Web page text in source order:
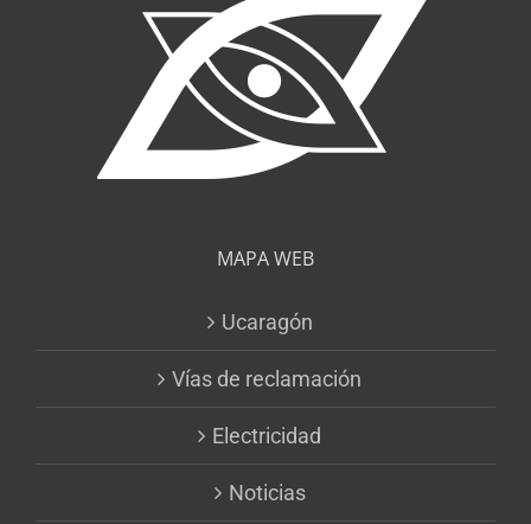
MAPA WEB
Ucaragón
Vías de reclamación
Electricidad
Noticias